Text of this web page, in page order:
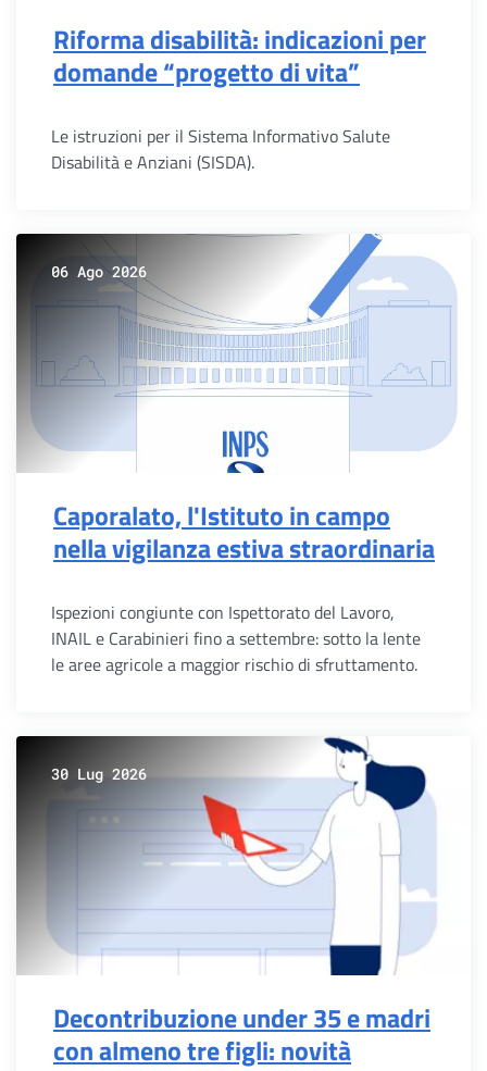
Riforma disabilità: indicazioni per
domande “progetto di vita”
Le istruzioni per il Sistema Informativo Salute
Disabilità e Anziani (SISDA).
06 Ago 2026
Caporalato, l'Istituto in campo
nella vigilanza estiva straordinaria
Ispezioni congiunte con Ispettorato del Lavoro,
INAIL e Carabinieri fino a settembre: sotto la lente
le aree agricole a maggior rischio di sfruttamento.
30 Lug 2026
Decontribuzione under 35 e madri
con almeno tre figli: novità